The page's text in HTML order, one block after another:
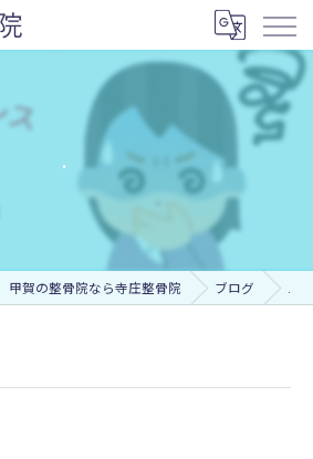
.
甲賀の整骨院なら寺庄整骨院 ブログ .